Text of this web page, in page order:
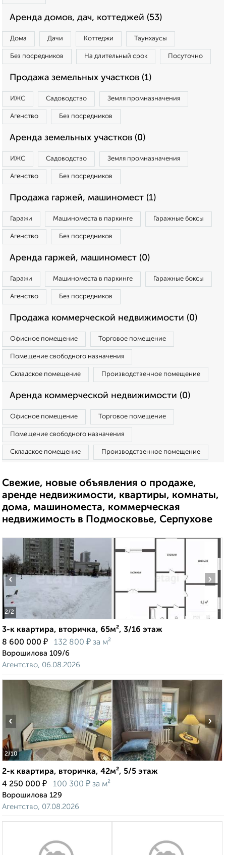
Аренда домов, дач, коттеджей (53)
Дома Дачи Коттеджи Таунхаусы
Без посредников На длительный срок Посуточно
Продажа земельных участков (1)
ИЖС Садоводство Земля промназначения
Агенство Без посредников
Аренда земельных участков (0)
ИЖС Садоводство Земля промназначения
Агенство Без посредников
Продажа гаржей, машиномест (1)
Гаражи Машиноместа в паркинге Гаражные боксы
Агенство Без посредников
Аренда гаржей, машиномест (0)
Гаражи Машиноместа в паркинге Гаражные боксы
Агенство Без посредников
Продажа коммерческой недвижимости (0)
Офисное помещение Торговое помещение
Помещение свободного назначения
Складское помещение Производственное помещение
Аренда коммерческой недвижимости (0)
Офисное помещение Торговое помещение
Помещение свободного назначения
Складское помещение Производственное помещение
Свежие, новые объявления о продаже,
аренде недвижимости, квартиры, комнаты,
дома, машиноместа, коммерческая
недвижимость в Подмосковье, Серпухове
2/2
‹ ›
3-к квартира, вторичка, 65м², 3/16 этаж
8 600 000 ₽ 132 800 ₽ за м²
Ворошилова 109/6
Агентство, 06.08.2026
2/10
‹ ›
2-к квартира, вторичка, 42м², 5/5 этаж
4 250 000 ₽ 100 300 ₽ за м²
Ворошилова 129
Агентство, 07.08.2026